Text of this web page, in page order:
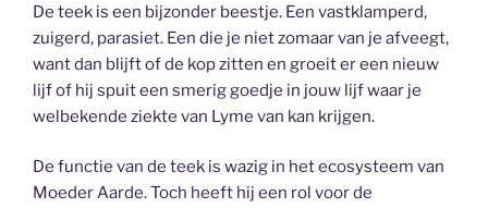
De teek is een bijzonder beestje. Een vastklamperd,
zuigerd, parasiet. Een die je niet zomaar van je afveegt,
want dan blijft of de kop zitten en groeit er een nieuw
lijf of hij spuit een smerig goedje in jouw lijf waar je
welbekende ziekte van Lyme van kan krijgen.
De functie van de teek is wazig in het ecosysteem van
Moeder Aarde. Toch heeft hij een rol voor de